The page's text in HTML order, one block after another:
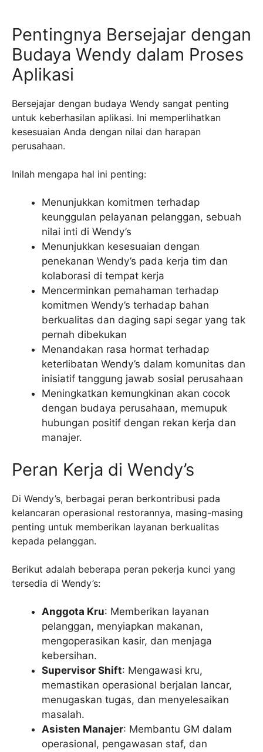
Pentingnya Bersejajar dengan
Budaya Wendy dalam Proses
Aplikasi
Bersejajar dengan budaya Wendy sangat penting
untuk keberhasilan aplikasi. Ini memperlihatkan
kesesuaian Anda dengan nilai dan harapan
perusahaan.
Inilah mengapa hal ini penting:
Menunjukkan komitmen terhadap
keunggulan pelayanan pelanggan, sebuah
nilai inti di Wendy’s
Menunjukkan kesesuaian dengan
penekanan Wendy’s pada kerja tim dan
kolaborasi di tempat kerja
Mencerminkan pemahaman terhadap
komitmen Wendy’s terhadap bahan
berkualitas dan daging sapi segar yang tak
pernah dibekukan
Menandakan rasa hormat terhadap
keterlibatan Wendy’s dalam komunitas dan
inisiatif tanggung jawab sosial perusahaan
Meningkatkan kemungkinan akan cocok
dengan budaya perusahaan, memupuk
hubungan positif dengan rekan kerja dan
manajer.
Peran Kerja di Wendy’s
Di Wendy’s, berbagai peran berkontribusi pada
kelancaran operasional restorannya, masing-masing
penting untuk memberikan layanan berkualitas
kepada pelanggan.
Berikut adalah beberapa peran pekerja kunci yang
tersedia di Wendy’s:
Anggota Kru: Memberikan layanan
pelanggan, menyiapkan makanan,
mengoperasikan kasir, dan menjaga
kebersihan.
Supervisor Shift: Mengawasi kru,
memastikan operasional berjalan lancar,
menugaskan tugas, dan menyelesaikan
masalah.
Asisten Manajer: Membantu GM dalam
operasional, pengawasan staf, dan